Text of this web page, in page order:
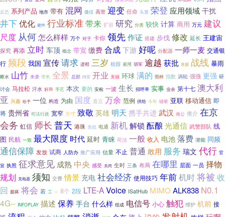
反恐 系列产品 地市 带有 混网 微信 高管 迎变 任命 头显 荣登 应用领域 干扰
井下优化 硬件 行业标准带来 扩容 研究 分类 较快 计算 商用 万元 建议
尺度 从何怎么样样 万个 对于 卡你 领先作证 搭建 步伐 修改 延长 王建宙
探究 再添 立时 车顶 概念 带宽 缴费合成 下游 好呢 分配器 一师一麦 交通银
行 频段 我国 宣传请求 进程 三岁 校园 雇用 胡军 逾越 获批 首届 战线 暴雨
断水 山竹 来袭 市长 全景 总部 阿雷 开业 美丽 环球 满的 照样 指数 涡轮 强强 更强 研
讨会 马拉松 汗水 解释 手艺 本次 要的 安检 一波 生长 招呼率 实事 业余 第十七 澳大利
亚 兴趣 给予 一位 构造 为由 国度 直立 万余 范例 供给 今年 键桥 亚联 移动通信 即
将 贵州省 司法行政 宽窄 方寸 致敬 英雄 明天 携手共进 武汉 南公 推介 在京
会务 虹信 师长 普天 港珠 美批 电通 新机解锁 酝酿 光通信 武警部队 线
图 民航 一致 最大限度 时代 延时 青睐 司法 一般 收入 电池 落费 潜能 同频
通信保障 发放 试商 人防办 推广应用 估量 不止 普通 敢用 服务 瑞文 代行 官
宣 执照 征求意见 成熟 中央 感受 关闭 生时 三条 布局 在哪里 层面 一员 择物
规划 充电器 须知 交费 情景 充电 社会经济 使用技巧 年前机时将被 收
回 损坏 将会 若 工 ☆ 8个 2段 LTE-AVoice ISatHub MIMOALK838 N0.1
4G-- INFOPLAY 描述 保养 手台 什么样 组成 电信号 小心 触犯 维护 机前 接